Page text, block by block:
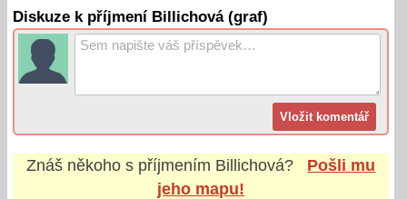
Diskuze k příjmení Billichová (graf)
Znáš někoho s příjmením Billichová?
Pošli mu
jeho mapu!